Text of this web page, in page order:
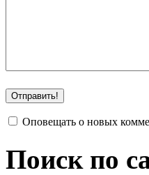
Оповещать о новых
Поиск по